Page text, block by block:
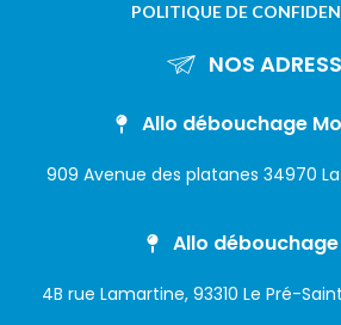
POLITIQUE DE
NOS
Allo débouchage
909 Avenue des platanes 34970
Allo
4B rue Lamartine, 93310 Le Pré-